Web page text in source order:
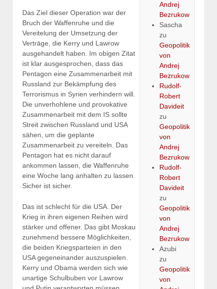
Das Ziel dieser Operation war der
Bruch der Waffenruhe und die
Vereitelung der Umsetzung der
Verträge, die Kerry und Lawrow
ausgehandelt haben. Im obigen Zitat
ist klar ausgesprochen, dass das
Pentagon eine Zusammenarbeit mit
Russland zur Bekämpfung des
Terrorismus in Syrien verhindern will.
Die unverhohlene und provokative
Zusammenarbeit mit dem IS sollte
Streit zwischen Russland und USA
sähen, um die geplante
Zusammenarbeit zu vereiteln. Das
Pentagon hat es nicht darauf
ankommen lassen, die Waffenruhe
eine Woche lang anhalten zu lassen.
Sicher ist sicher.
Das ist schlecht für die USA. Der
Krieg in ihren eigenen Reihen wird
stärker und offener. Das gibt Moskau
zunehmend bessere Möglichkeiten,
die beiden Kriegsparteien in den
USA gegeneinander auszuspielen.
Kerry und Obama werden sich wie
unartige Schulbuben vor Lawrow
Andrej
Bezrukow
Sascha
zu
Geopolitik
von
Andrej
Bezrukow
Rudolf-
Robert
Davideit
zu
Geopolitik
von
Andrej
Bezrukow
Rudolf-
Robert
Davideit
zu
Geopolitik
von
Andrej
Bezrukow
Azubi
zu
Geopolitik
von